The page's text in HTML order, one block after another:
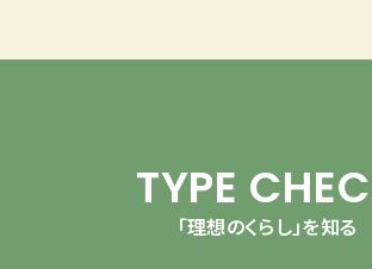
TYPE
「理想のくらし」を知る